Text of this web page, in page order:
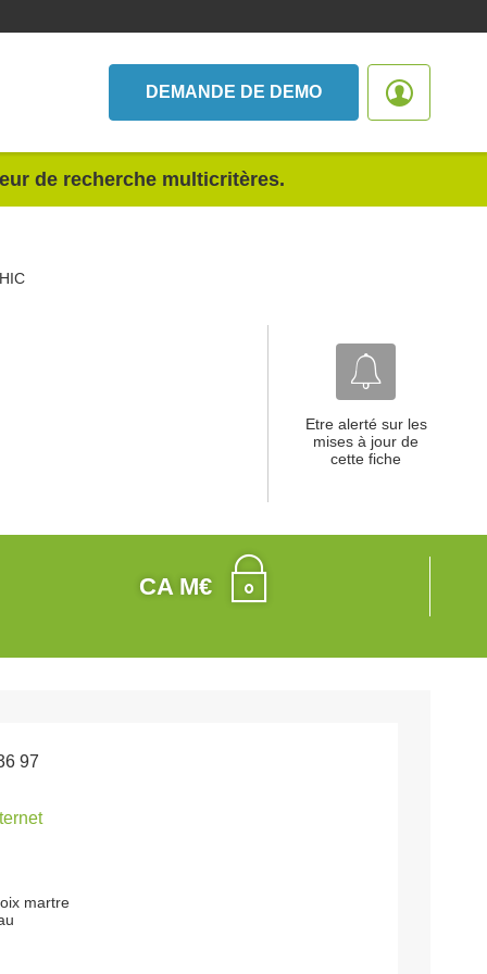
DEMANDE DE DEMO
de recherche multicritères.
Etre alerté sur les
mises à jour de
cette fiche
CA M€
97
martre